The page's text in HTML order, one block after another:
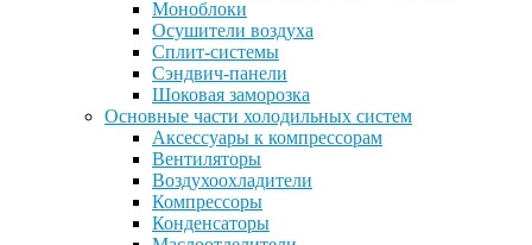
Моноблоки
Осушители воздуха
Сплит-системы
Сэндвич-панели
Шоковая заморозка
Основные части холодильных систем
Аксессуары к компрессорам
Вентиляторы
Воздухоохладители
Компрессоры
Конденсаторы